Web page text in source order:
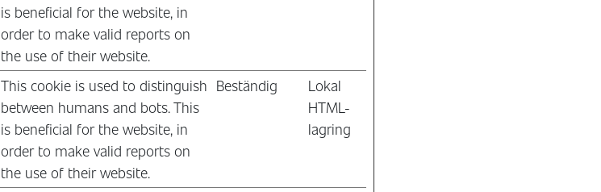
is beneficial for the website, in
order to make valid reports on
the use of their website.
This cookie is used to distinguish
between humans and bots. This
is beneficial for the website, in
order to make valid reports on
the use of their website.
Beständig
Lokal
HTML-
lagring